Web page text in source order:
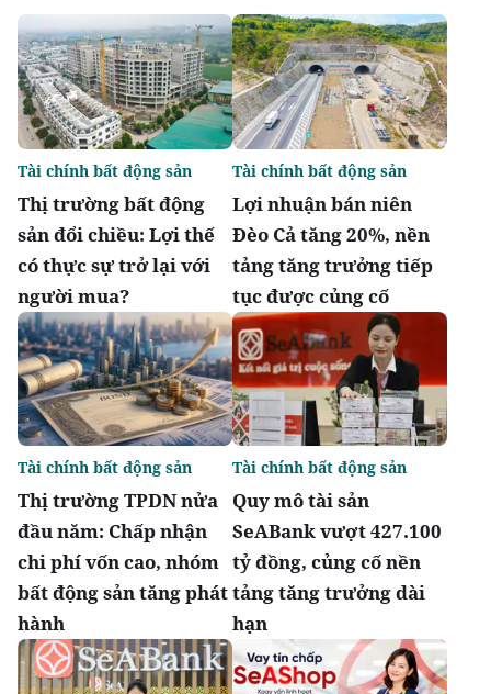
Thị trường bất động
sản đổi chiều: Lợi thế
có thực sự trở lại với
người mua?
Tài chính bất động sản
Lợi nhuận bán niên
Đèo Cả tăng 20%, nền
tảng tăng trưởng tiếp
tục được củng cố
Tài chính bất động sản
Thị trường TPDN nửa
đầu năm: Chấp nhận
chi phí vốn cao, nhóm
bất động sản tăng phát
hành
Tài chính bất động sản
Quy mô tài sản
SeABank vượt 427.100
tỷ đồng, củng cố nền
tảng tăng trưởng dài
hạn
Tài chính bất động sản